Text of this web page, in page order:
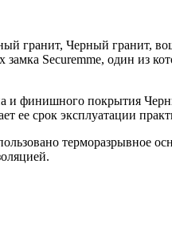
гранит, Черный гранит,
Securemme, один из
и финишного покрытия
ее срок эксплуатации
терморазрывное